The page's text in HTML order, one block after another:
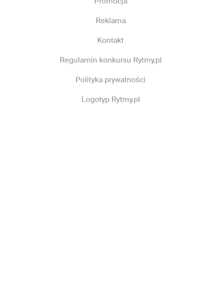
Reklama
Kontakt
Regulamin konkursu Rytmy.pl
Polityka prywatności
Logotyp Rytmy.pl